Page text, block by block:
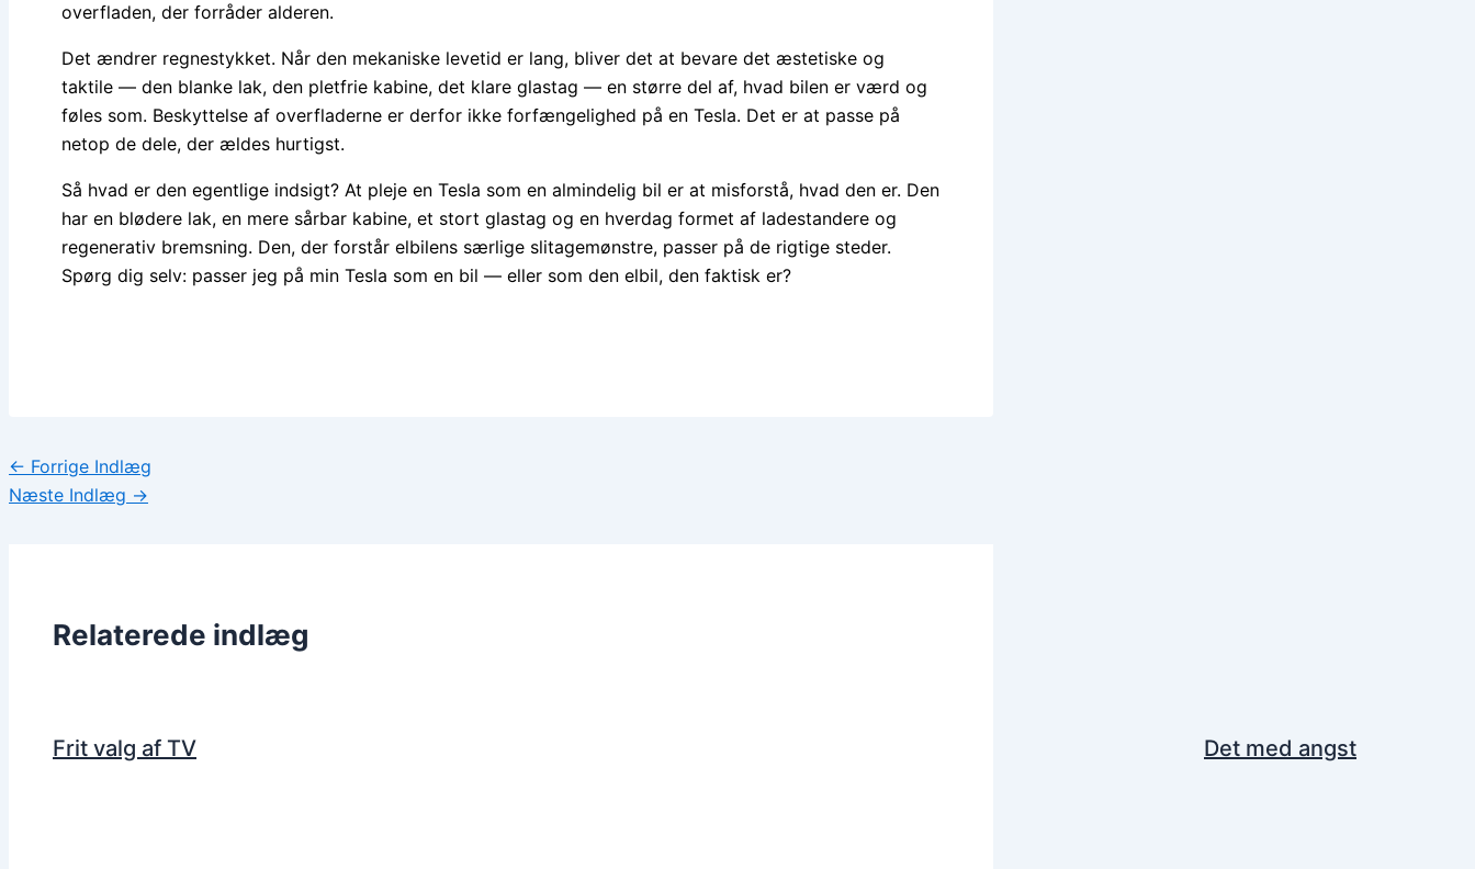
overfladen, der forråder alderen.
Det ændrer regnestykket. Når den mekaniske levetid er lang, bliver det at bevare det æstetiske og
taktile — den blanke lak, den pletfrie kabine, det klare glastag — en større del af, hvad bilen er værd og
føles som. Beskyttelse af overfladerne er derfor ikke forfængelighed på en Tesla. Det er at passe på
netop de dele, der ældes hurtigst.
Så hvad er den egentlige indsigt? At pleje en Tesla som en almindelig bil er at misforstå, hvad den er. Den
har en blødere lak, en mere sårbar kabine, et stort glastag og en hverdag formet af ladestandere og
regenerativ bremsning. Den, der forstår elbilens særlige slitagemønstre, passer på de rigtige steder.
Spørg dig selv: passer jeg på min Tesla som en bil — eller som den elbil, den faktisk er?
← Forrige Indlæg
Næste Indlæg →
Relaterede indlæg
Frit valg af TV Det med angst